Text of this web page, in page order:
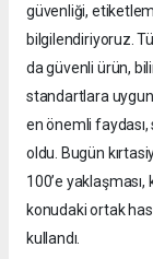
güvenliği,
bilgilendiriyoruz.
da güvenli ürün,
standartlara
en önemli
oldu. Bugün
100’e
konudaki ortak
kullandı.